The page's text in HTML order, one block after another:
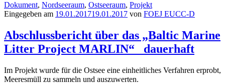
Dokument, Nordseeraum, Ostseeraum, Projekt
Eingegeben am 19.01.201719.01.2017 von FOEJ EUCC-D
Abschlussbericht über das „Baltic Marine
Litter Project MARLIN“ dauerhaft
Im Projekt wurde für die Ostsee eine einheitliches Verfahren erprobt,
Meeresmüll zu sammeln und auszuwerten.